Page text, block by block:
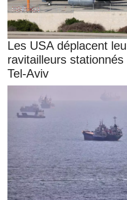
Les USA déplacent
ravitailleurs
Tel-Aviv